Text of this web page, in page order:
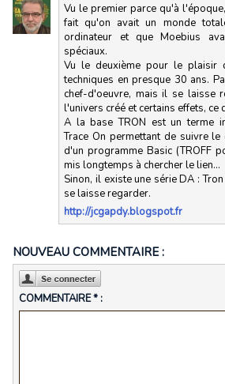
Vu le premier parce qu'à
fait qu'on avait un monde
ordinateur et que Moebius
spéciaux.
Vu le deuxième pour le plaisir
techniques en presque 30 ans.
chef-d'oeuvre, mais il se laisse
l'univers créé et certains effets, ce
A la base TRON est un terme
Trace On permettant de suivre
d'un programme Basic (TROFF
mis longtemps à chercher le lien...
Sinon, il existe une série DA :
se laisse regarder.
http://jcgapdy.blogspot.fr
NOUVEAU COMMENTAIRE :
COMMENTAIRE * :